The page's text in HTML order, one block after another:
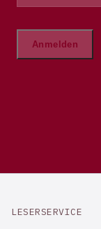
LESERSERVICE